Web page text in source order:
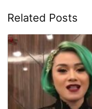
Related Posts